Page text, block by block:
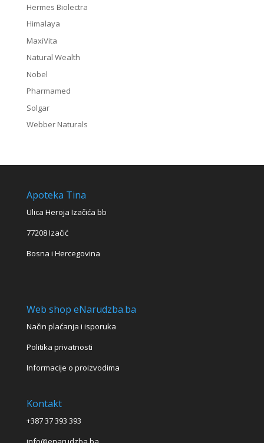
Hermes Biolectra
Himalaya
MaxiVita
Natural Wealth
Nobel
Pharmamed
Solgar
Webber Naturals
Apoteka Tina
Ulica Heroja Izačića bb
77208 Izačić
Bosna i Hercegovina
Web shop eNarudzba.ba
Način plaćanja i isporuka
Politika privatnosti
Informacije o proizvodima
Kontakt
+387 37 393 393